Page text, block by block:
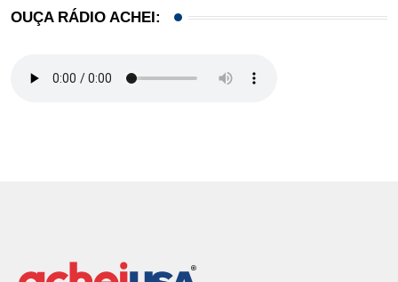
OUÇA RÁDIO ACHEI: